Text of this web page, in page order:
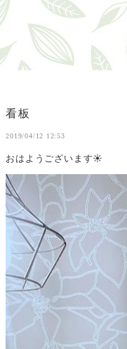
看板
2019/04/12 12:53
おはようございます☀️